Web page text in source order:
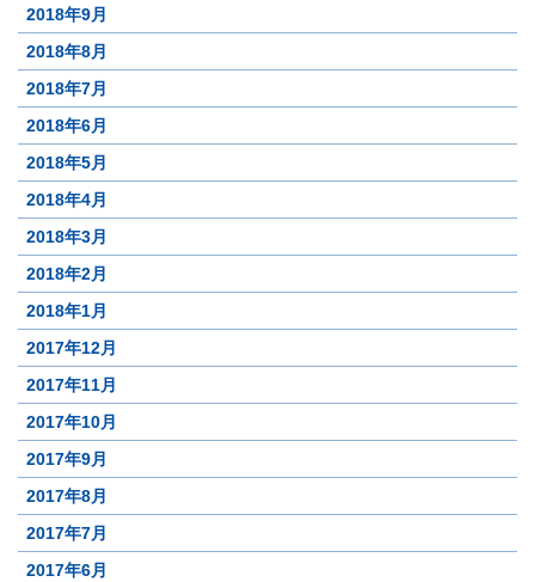
2018年9月
2018年8月
2018年7月
2018年6月
2018年5月
2018年4月
2018年3月
2018年2月
2018年1月
2017年12月
2017年11月
2017年10月
2017年9月
2017年8月
2017年7月
2017年6月